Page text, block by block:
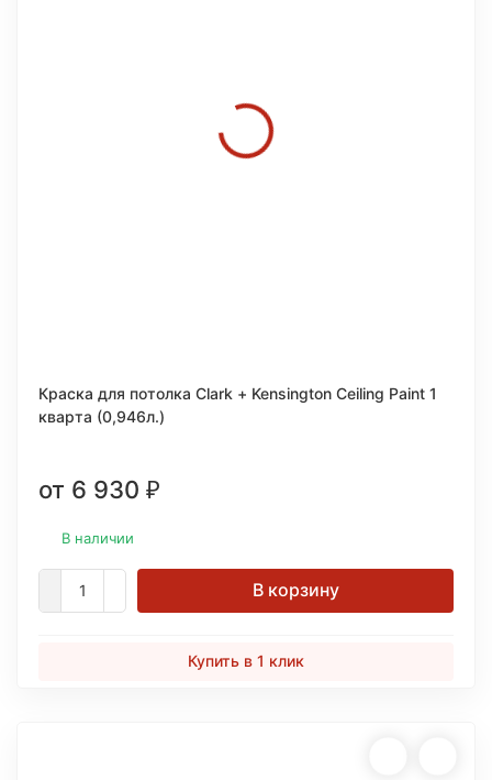
Краска для потолка Clark + Kensington Ceiling Paint 1
кварта (0,946л.)
от 6 930 ₽
В наличии
В корзину
Купить в 1 клик